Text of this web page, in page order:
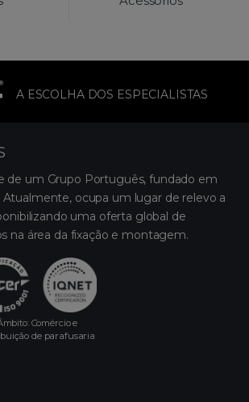
A ESCOLHA DOS ESPECIALISTAS
de um Grupo Português, fundado em
Atualmente, ocupa um lugar de relevo a
uma oferta global de
na área da fixação e montagem.
Comércio e
de parafusaria